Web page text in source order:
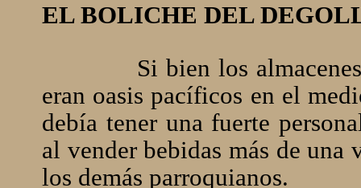
EL BOLICHE DEL
Si bien los
eran oasis pacíficos en el
debía tener una fuerte
al vender bebidas más de una
los demás parroquianos.